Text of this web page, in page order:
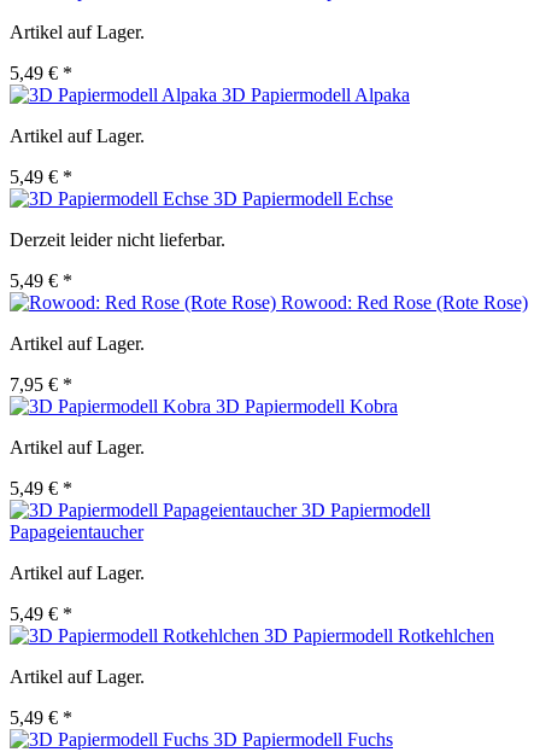
Artikel auf Lager.
5,49 € *
3D Papiermodell Alpaka
Artikel auf Lager.
5,49 € *
3D Papiermodell Echse
Derzeit leider nicht lieferbar.
5,49 € *
Rowood: Red Rose (Rote Rose)
Artikel auf Lager.
7,95 € *
3D Papiermodell Kobra
Artikel auf Lager.
5,49 € *
3D Papiermodell
Papageientaucher
Artikel auf Lager.
5,49 € *
3D Papiermodell Rotkehlchen
Artikel auf Lager.
5,49 € *
3D Papiermodell Fuchs